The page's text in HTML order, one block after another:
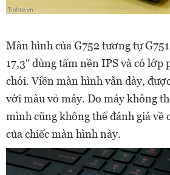
Màn hình của G752 tương tự
17,3" dùng tấm nền IPS và có lớp
chói. Viền màn hình vẫn dày,
với màu vỏ máy. Do máy không
mình cũng không thể đánh giá về
của chiếc màn hình này.